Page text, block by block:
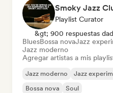
Playlist Curator
&gt; 900 respuestas
BluesBossa novaJazz
Jazz moderno
Agregar artistas a mis
Jazz moderno Jazz
Bossa nova
Soul